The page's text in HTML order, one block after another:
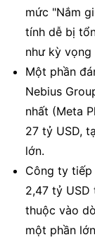
mức "Nắm
tính dễ bị
như kỳ
Một phần
Nebius
nhất (Meta
27 tỷ USD,
lớn.
Công ty
2,47 tỷ USD
thuộc vào
một phần